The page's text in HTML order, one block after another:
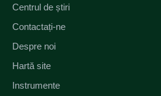
Centrul de știri
Contactați-ne
Despre noi
Hartă site
Instrumente